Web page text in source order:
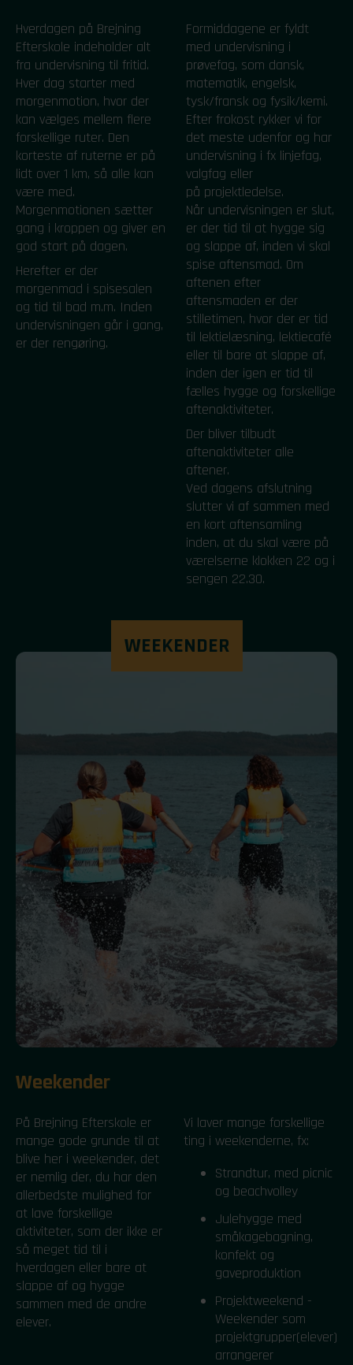
Hverdagen på Brejning
Efterskole indeholder alt
fra undervisning til fritid.
Hver dag starter med
morgenmotion, hvor der
kan vælges mellem flere
forskellige ruter. Den
korteste af ruterne er på
lidt over 1 km, så alle kan
være med.
Morgenmotionen sætter
gang i kroppen og giver en
god start på dagen.
Herefter er der
morgenmad i spisesalen
og tid til bad m.m. Inden
undervisningen går i gang,
er der rengøring.
Formiddagene er fyldt
med undervisning i
prøvefag, som dansk,
matematik, engelsk,
tysk/fransk og fysik/kemi.
Efter frokost rykker vi for
det meste udenfor og har
undervisning i fx linjefag,
valgfag eller
på projektledelse.
Når undervisningen er slut,
er der tid til at hygge sig
og slappe af, inden vi skal
spise aftensmad. Om
aftenen efter
aftensmaden er der
stilletimen, hvor der er tid
til lektielæsning, lektiecafé
eller til bare at slappe af,
inden der igen er tid til
fælles hygge og forskellige
aftenaktiviteter.
Der bliver tilbudt
aftenaktiviteter alle
aftener.
Ved dagens afslutning
slutter vi af sammen med
en kort aftensamling
inden, at du skal være på
værelserne klokken 22 og i
sengen 22.30.
WEEKENDER
Weekender
På Brejning Efterskole er
mange gode grunde til at
blive her i weekender, det
er nemlig der, du har den
allerbedste mulighed for
at lave forskellige
aktiviteter, som der ikke er
så meget tid til i
hverdagen eller bare at
slappe af og hygge
sammen med de andre
elever.
Vi laver mange forskellige
ting i weekenderne, fx:
Strandtur, med picnic
og beachvolley
Julehygge med
småkagebagning,
konfekt og
gaveproduktion
Projektweekend -
Weekender som
projektgrupper(elever)
arrangerer